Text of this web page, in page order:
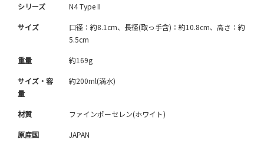
シリーズ N4 Type II
サイズ
口径：約8.1cm、長径(取っ手含)：約10.8cm、高さ：約
5.5cm
重量 約169g
サイズ・容
量
約200ml(満水)
材質 ファインポーセレン(ホワイト)
原産国 JAPAN